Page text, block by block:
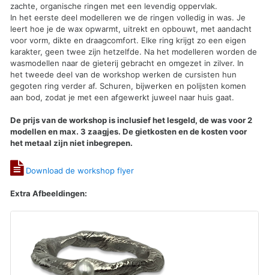
zachte, organische ringen met een levendig oppervlak.
In het eerste deel modelleren we de ringen volledig in was. Je
leert hoe je de wax opwarmt, uitrekt en opbouwt, met aandacht
voor vorm, dikte en draagcomfort. Elke ring krijgt zo een eigen
karakter, geen twee zijn hetzelfde. Na het modelleren worden de
wasmodellen naar de gieterij gebracht en omgezet in zilver. In
het tweede deel van de workshop werken de cursisten hun
gegoten ring verder af. Schuren, bijwerken en polijsten komen
aan bod, zodat je met een afgewerkt juweel naar huis gaat.
De prijs van de workshop is inclusief het lesgeld, de was voor 2
modellen en max. 3 zaagjes. De gietkosten en de kosten voor
het metaal zijn niet inbegrepen.
Download de workshop flyer
Extra Afbeeldingen: